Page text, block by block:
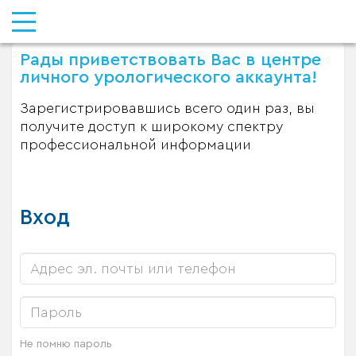
Рады приветствовать Вас в центре
личного урологического аккаунта!
Зарегистрировавшись всего один раз, вы
получите доступ к широкому спектру
профессиональной информации
Вход
Не помню пароль